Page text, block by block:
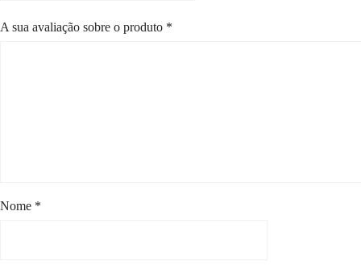
A sua avaliação sobre o produto *
Nome *